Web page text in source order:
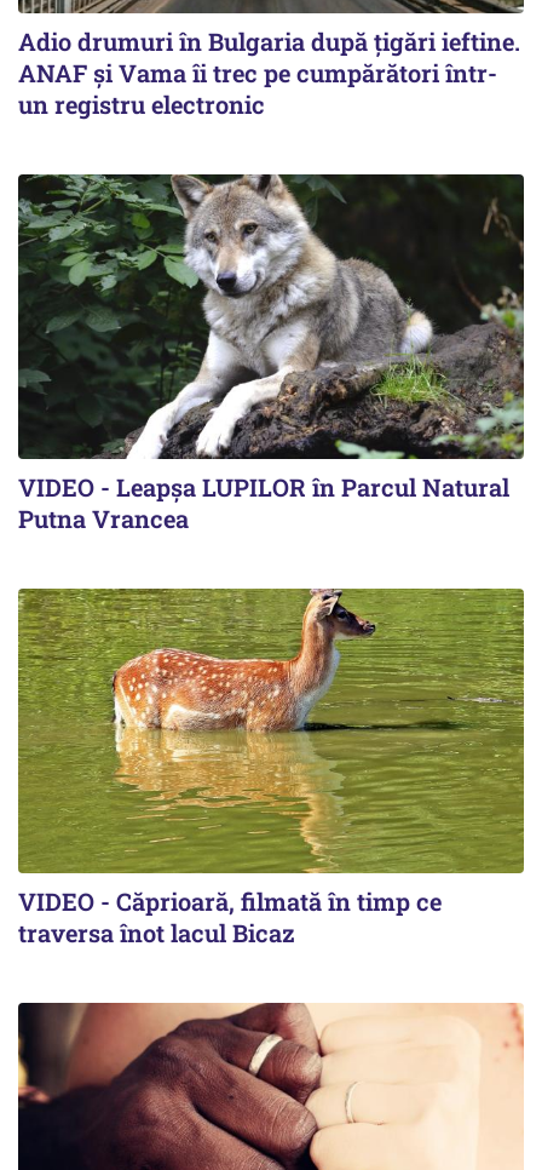
Adio drumuri în Bulgaria după țigări ieftine.
ANAF și Vama îi trec pe cumpărători într-
un registru electronic
VIDEO - Leapșa LUPILOR în Parcul Natural
Putna Vrancea
VIDEO - Căprioară, filmată în timp ce
traversa înot lacul Bicaz